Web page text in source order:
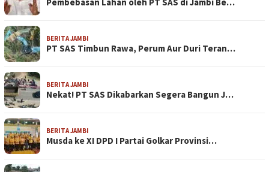
Pembebasan Lahan oleh PT SAS di Jambi Be…
BERITA JAMBI
PT SAS Timbun Rawa, Perum Aur Duri Teran…
BERITA JAMBI
Nekat! PT SAS Dikabarkan Segera Bangun J…
BERITA JAMBI
Musda ke XI DPD I Partai Golkar Provinsi…